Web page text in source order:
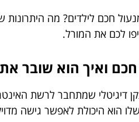
חכם לילדים? מה היתרונות
לכם את המורל.
ואיך הוא שובר
דיגיטלי שמתחבר לרשת
שלו הוא היכולת לאפשר גישה